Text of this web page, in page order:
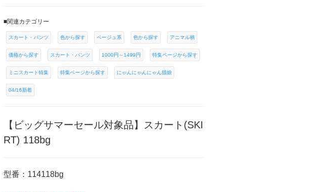
■関連カテゴリー
スカート・パンツ 色から探す ベージュ系 色から探す アニマル柄
価格から探す スカート・パンツ 1000円～1499円 特集ページから探す
ミニスカート特集 特集ページから探す にゃんにゃんにゃん猫娘
04/16新着
【ビッグサマーセール対象品】スカート(SKI
RT) 118bg
型番：114118bg